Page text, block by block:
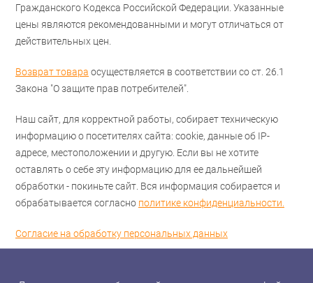
Гражданского Кодекса Российской Федерации. Указанные
цены являются рекомендованными и могут отличаться от
действительных цен.
Возврат товара осуществляется в соответствии со ст. 26.1
Закона "О защите прав потребителей".
Наш сайт, для корректной работы, собирает техническую
информацию о посетителях сайта: cookie, данные об IP-
адресе, местоположении и другую. Если вы не хотите
оставлять о себе эту информацию для ее дальнейшей
обработки - покиньте сайт. Вся информация собирается и
обрабатывается согласно политике конфиденциальности.
Согласие на обработку персональных данных